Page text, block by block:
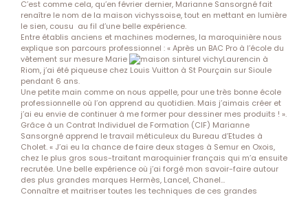
C’est comme cela, qu’en février dernier, Marianne Sansorgné fait
renaître le nom de la maison vichyssoise, tout en mettant en lumière
le sien, cousu au fil d’une belle expérience.
Entre établis anciens et machines modernes, la maroquinière nous
explique son parcours professionnel : « Après un BAC Pro à l’école du
vêtement sur mesure Marie
Laurencin à
Riom, j’ai été piqueuse chez Louis Vuitton à St Pourçain sur Sioule
pendant 6 ans.
Une petite main comme on nous appelle, pour une très bonne école
professionnelle où l’on apprend au quotidien. Mais j’aimais créer et
j’ai eu envie de continuer à me former pour dessiner mes produits ! ».
Grâce à un Contrat Individuel de Formation (CIF) Marianne
Sansorgné apprend le travail méticuleux du Bureau d’Etudes à
Cholet. « J’ai eu la chance de faire deux stages à Semur en Oxois,
chez le plus gros sous-traitant maroquinier français qui m’a ensuite
recrutée. Une belle expérience où j’ai forgé mon savoir-faire autour
des plus grandes marques Hermès, Lancel, Chanel…
Connaître et maitriser toutes les techniques de ces grandes